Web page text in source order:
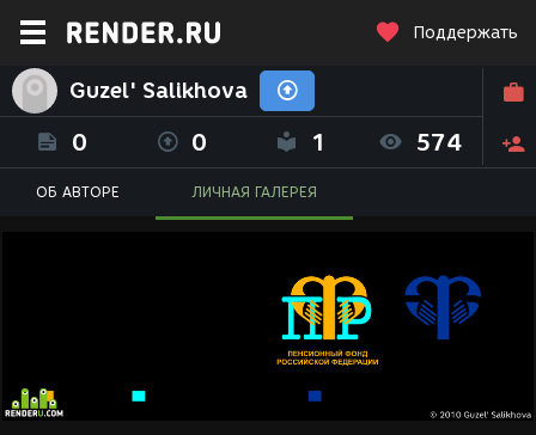
Поддержать
Guzel' Salikhova
0 0 1 574
ОБ АВТОРЕ ЛИЧНАЯ ГАЛЕРЕЯ